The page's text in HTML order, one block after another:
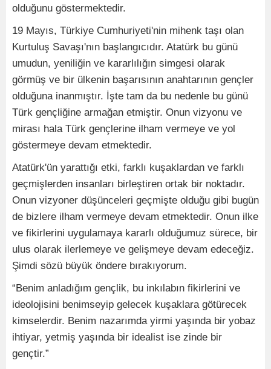
olduğunu göstermektedir.
19 Mayıs, Türkiye Cumhuriyeti'nin mihenk taşı olan
Kurtuluş Savaşı'nın başlangıcıdır. Atatürk bu günü
umudun, yeniliğin ve kararlılığın simgesi olarak
görmüş ve bir ülkenin başarısının anahtarının gençler
olduğuna inanmıştır. İşte tam da bu nedenle bu günü
Türk gençliğine armağan etmiştir. Onun vizyonu ve
mirası hala Türk gençlerine ilham vermeye ve yol
göstermeye devam etmektedir.
Atatürk'ün yarattığı etki, farklı kuşaklardan ve farklı
geçmişlerden insanları birleştiren ortak bir noktadır.
Onun vizyoner düşünceleri geçmişte olduğu gibi bugün
de bizlere ilham vermeye devam etmektedir. Onun ilke
ve fikirlerini uygulamaya kararlı olduğumuz sürece, bir
ulus olarak ilerlemeye ve gelişmeye devam edeceğiz.
Şimdi sözü büyük öndere bırakıyorum.
“Benim anladığım gençlik, bu inkılabın fikirlerini ve
ideolojisini benimseyip gelecek kuşaklara götürecek
kimselerdir. Benim nazarımda yirmi yaşında bir yobaz
ihtiyar, yetmiş yaşında bir idealist ise zinde bir
gençtir.”